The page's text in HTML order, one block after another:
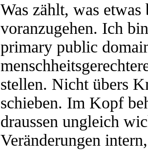
Was zählt, was
voranzugehen. Ich
primary public
stellen. Nicht übers
schieben. Im Kopf
draussen ungleich
Veränderungen